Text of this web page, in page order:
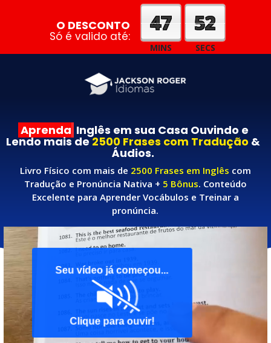
O DESCONTO
Só é valido até:
47
MINS
50
SECS
Aprenda Inglês em sua Casa Ouvindo e
Lendo mais de2500 Frases com Tradução &
Áudios.
Livro Físico com mais de 2500 Frases em Inglês com
Tradução e Pronúncia Nativa + 5 Bônus. Conteúdo
Excelente para Aprender Vocábulos e Treinar a
pronúncia.
Assista ao vídeo até o final para entender!
Seu vídeo já começou...
Clique para ouvir!